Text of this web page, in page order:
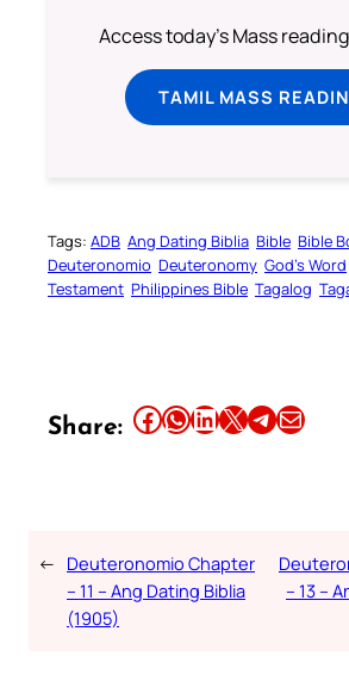
Access today's Mass
TAMIL MASS
Tags: ADB Ang Dating Biblia Bible Bible
Deuteronomio Deuteronomy God’s Word
Testament Philippines Bible Tagalog
Share: Share this article on Facebook Share this article on WhatsApp Share this article on LinkedIn Share this article on X Share this article on TelegramEmail this Article
← Deuteronomio Chapter
– 11 – Ang Dating Biblia
(1905)
– 13 –